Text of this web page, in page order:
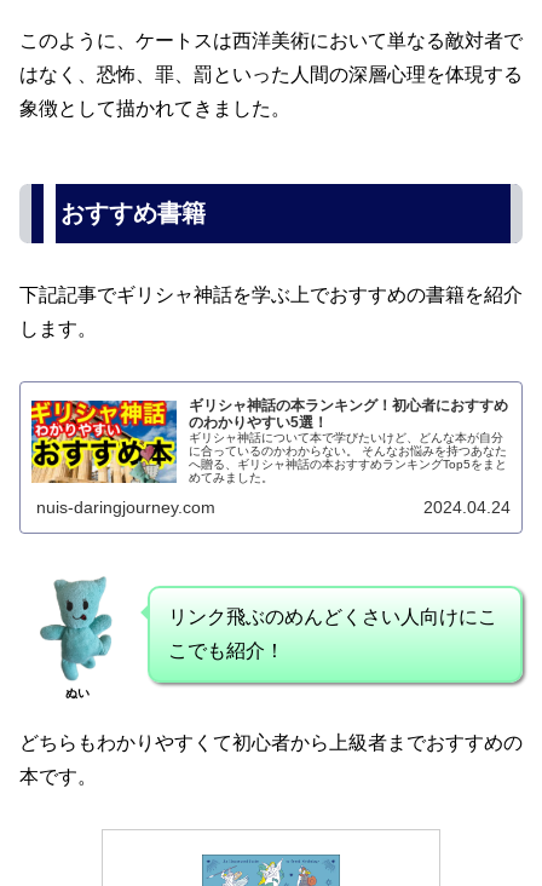
このように、ケートスは西洋美術において単なる敵対者で
はなく、恐怖、罪、罰といった人間の深層心理を体現する
象徴として描かれてきました。
おすすめ書籍
下記記事でギリシャ神話を学ぶ上でおすすめの書籍を紹介
します。
ギリシャ神話の本ランキング！初心者におすすめ
のわかりやすい5選！
ギリシャ神話について本で学びたいけど、どんな本が自分
に合っているのかわからない。 そんなお悩みを持つあなた
へ贈る、ギリシャ神話の本おすすめランキングTop5をまと
めてみました。
nuis-daringjourney.com 2024.04.24
ぬい
リンク飛ぶのめんどくさい人向けにこ
こでも紹介！
どちらもわかりやすくて初心者から上級者までおすすめの
本です。